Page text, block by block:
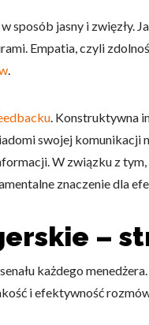
sposób jasny i zwięzły.
Empatia, czyli
.
. Konstruktywna
swojej
W związku z
znaczenie dla
–
każdego
i efektywność